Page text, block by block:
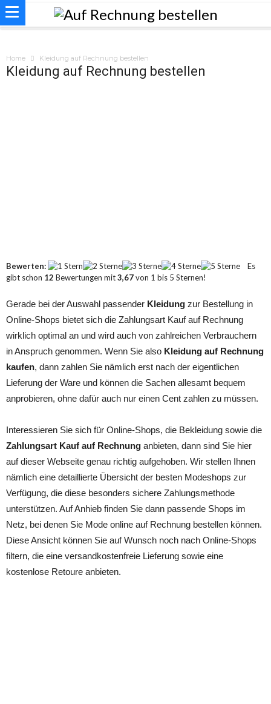
Home Kleidung auf Rechnung bestellen
Kleidung auf Rechnung bestellen
Bewerten:
Es
gibt schon 12 Bewertungen mit3,67von 1 bis 5 Sternen!
Gerade bei der Auswahl passender Kleidung zur Bestellung in
Online-Shops bietet sich die Zahlungsart Kauf auf Rechnung
wirklich optimal an und wird auch von zahlreichen Verbrauchern
in Anspruch genommen. Wenn Sie also Kleidung auf Rechnung
kaufen, dann zahlen Sie nämlich erst nach der eigentlichen
Lieferung der Ware und können die Sachen allesamt bequem
anprobieren, ohne dafür auch nur einen Cent zahlen zu müssen.
Interessieren Sie sich für Online-Shops, die Bekleidung sowie die
Zahlungsart Kauf auf Rechnung anbieten, dann sind Sie hier
auf dieser Webseite genau richtig aufgehoben. Wir stellen Ihnen
nämlich eine detaillierte Übersicht der besten Modeshops zur
Verfügung, die diese besonders sichere Zahlungsmethode
unterstützen. Auf Anhieb finden Sie dann passende Shops im
Netz, bei denen Sie Mode online auf Rechnung bestellen können.
Diese Ansicht können Sie auf Wunsch noch nach Online-Shops
filtern, die eine versandkostenfreie Lieferung sowie eine
kostenlose Retoure anbieten.